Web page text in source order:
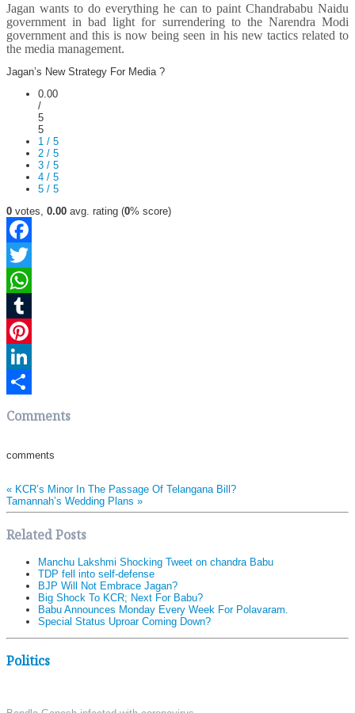
Jagan wants to do everything he can to paint Chandrababu Naidu
government in bad light for surrendering to the Narendra Modi
government and this is now being seen in his new tactics related to
the media management.
Jagan’s New Strategy For Media ?
0.00
/
5
5
1 / 5
2 / 5
3 / 5
4 / 5
5 / 5
0 votes, 0.00 avg. rating (0% score)
Facebook
Twitter
WhatsApp
Tumblr
Pinterest
LinkedIn
Comments
comments
« KCR’s Minor In The Passage Of Telangana Bill?
Tamannah’s Wedding Plans »
Related Posts
Manchu Lakshmi Shocking Tweet on chandra Babu
TDP fell into self-defense
BJP Will Not Embrace Jagan?
Big Shock To KCR; Next For Babu?
Babu Announces Monday Every Week For Polavaram.
Special Status Uproar Coming Down?
Politics